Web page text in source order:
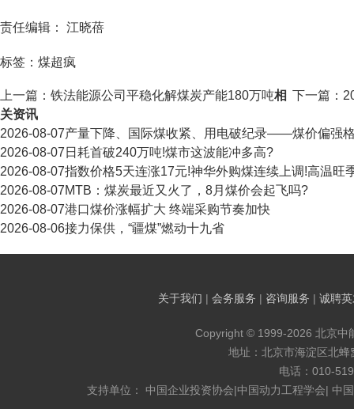
责任编辑： 江晓蓓
标签：煤超疯
上一篇：铁法能源公司平稳化解煤炭产能180万吨 下一篇：
相
关资讯
2026-08-07产量下降、国际煤收紧、用电破纪录——煤价偏强
2026-08-07 日耗首破240万吨!煤市这波能冲多高?
2026-08-07指数价格5天连涨17元!神华外购煤连续上调!高温旺
2026-08-07MTB：煤炭最近又火了，8月煤价会起飞吗?
2026-08-07港口煤价涨幅扩大 终端采购节奏加快
2026-08-06接力保供，“疆煤”燃动十九省
关于我们 | 会务服务 | 咨询服务 | 诚聘
Copyright © 1999-2026 北京中
地址：北京市海淀区北
电话：010-
支持单位： 中国企业投资协会|中国动力工程学会| 中